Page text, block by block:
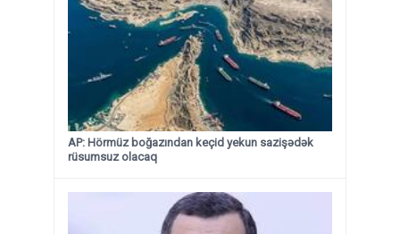
AP: Hörmüz boğazından keçid yekun sazişədək
rüsumsuz olacaq